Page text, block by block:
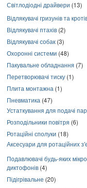
Світлодіодні драйвери (13)
Відлякувачі гризунів та
Відлякувачі птахів (2)
Відлякувачі собак (3)
Охоронні системи (48)
Пакувальне обладнання (7)
Перетворювачі тиску (1)
Плита монтажна (1)
Пневматика (47)
Устаткування для подачі
Розподільники повітря (6)
Ротаційні сполуки (18)
Аксесуари для ротаційних
Подавлювачі будь-яких
диктофонів (4)
Підігрівальне (20)